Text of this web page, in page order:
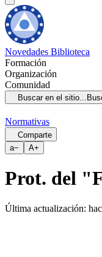
Novedades Biblioteca
Formación
Organización
Comunidad
Buscar en el sitio...
Normativas
Comparte
a− A+
Prot. del
Última actualización: